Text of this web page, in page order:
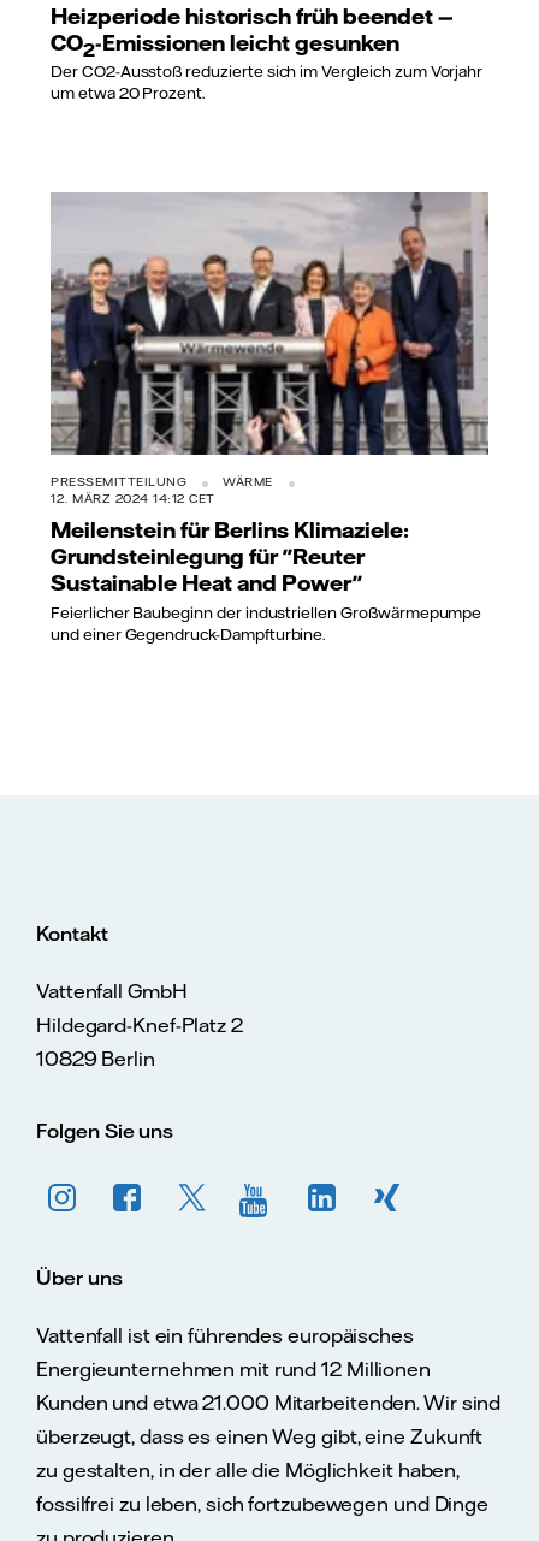
Heizperiode historisch früh beendet —
CO2-Emissionen leicht gesunken
Der CO2-Ausstoß reduzierte sich im Vergleich zum Vorjahr
um etwa 20 Prozent.
PRESSEMITTEILUNG
WÄRME
12. MÄRZ 2024 14:12 CET
Meilenstein für Berlins Klimaziele:
Grundsteinlegung für "Reuter
Sustainable Heat and Power"
Feierlicher Baubeginn der industriellen Großwärmepumpe
und einer Gegendruck-Dampfturbine.
Kontakt
Vattenfall GmbH
Hildegard-Knef-Platz 2
10829 Berlin
Folgen Sie uns
Über uns
Vattenfall ist ein führendes europäisches
Energieunternehmen mit rund 12 Millionen
Kunden und etwa 21.000 Mitarbeitenden. Wir sind
überzeugt, dass es einen Weg gibt, eine Zukunft
zu gestalten, in der alle die Möglichkeit haben,
fossilfrei zu leben, sich fortzubewegen und Dinge